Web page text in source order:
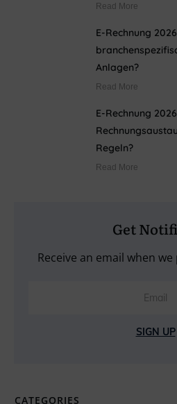
Read More
E-Rechnung
Anlagen?
Read More
E-Rechnung
Regeln?
Read More
Get
Receive an email when
SIGN UP
CATEGORIES